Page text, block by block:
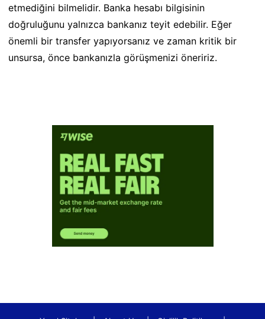
etmediğini bilmelidir. Banka hesabı bilgisinin
doğruluğunu yalnızca bankanız teyit edebilir. Eğer
önemli bir transfer yapıyorsanız ve zaman kritik bir
unsursa, önce bankanızla görüşmenizi öneririz.